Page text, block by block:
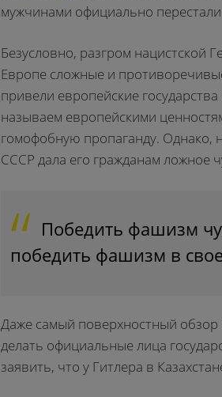
мужчинами официально
Безусловно, разгром нацистской
Европе сложные и
привели европейские
называем европейскими
гомофобную пропаганду. Однако,
СССР дала его гражданам ложное
Победить фашизм
победить фашизм в
Даже самый поверхностный
делать официальные лица
заявить, что у Гитлера в